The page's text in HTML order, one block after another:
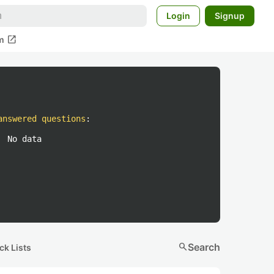
Login Signup
open_in_new
questions :
No data
Lists searchSearch